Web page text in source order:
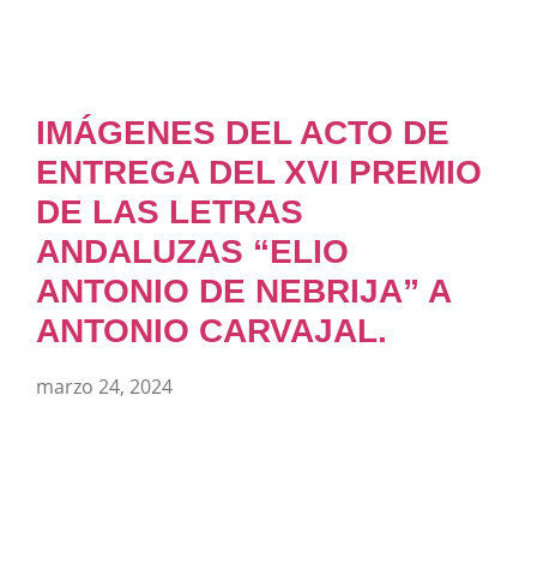
IMÁGENES DEL ACTO DE
ENTREGA DEL XVI PREMIO
DE LAS LETRAS
ANDALUZAS “ELIO
ANTONIO DE NEBRIJA” A
ANTONIO CARVAJAL.
marzo 24, 2024